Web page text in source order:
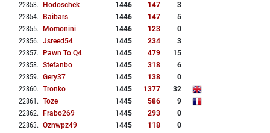
22853. Hodoschek 1446 147
3
22854. Baibars 1446 147
5
22855. Momonini 1446 123
0
22856. Jsreed54 1445 234
3
22857. Pawn To Q4 1445 479
15
22858. Stefanbo 1445 318
6
22859. Gery37 1445 138
0
22860. Tronko 1445 1377
32
22861 . Toze 1445 586
9
22862. Frabo269 1445 293
0
22863. Oznwpz49 1445 118
0